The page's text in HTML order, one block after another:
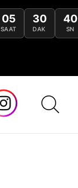
05
SAAT
30
DAK
38
SN